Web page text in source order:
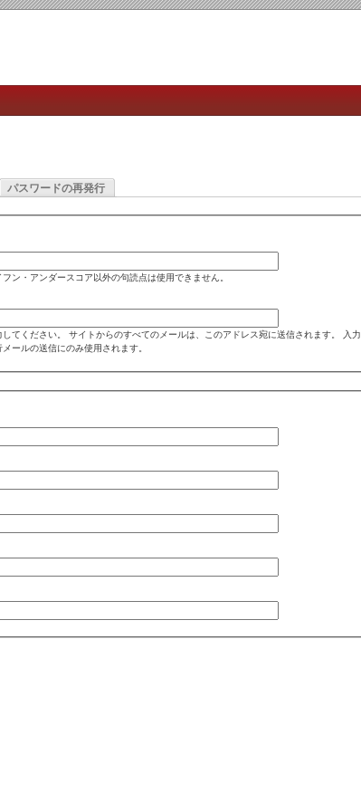
パスワードの再発行
ン・アンダースコア以外の句読点は使用できません。
てください。 サイトからのすべてのメールは、このアドレス宛に送信されます。
ールの送信にのみ使用されます。